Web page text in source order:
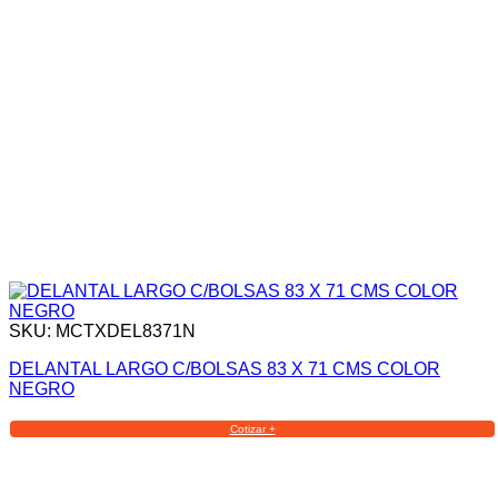
SKU: MCTXDEL8371N
DELANTAL LARGO C/BOLSAS 83 X 71 CMS COLOR
NEGRO
Cotizar +